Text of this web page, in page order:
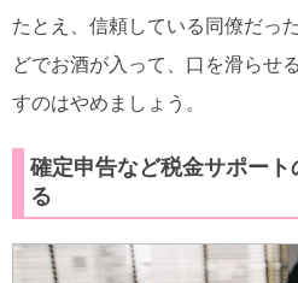
たとえ、信頼している同僚だっ
どでお酒が入って、口を滑らせ
すのはやめましょう。
確定申告など税金サポー
る